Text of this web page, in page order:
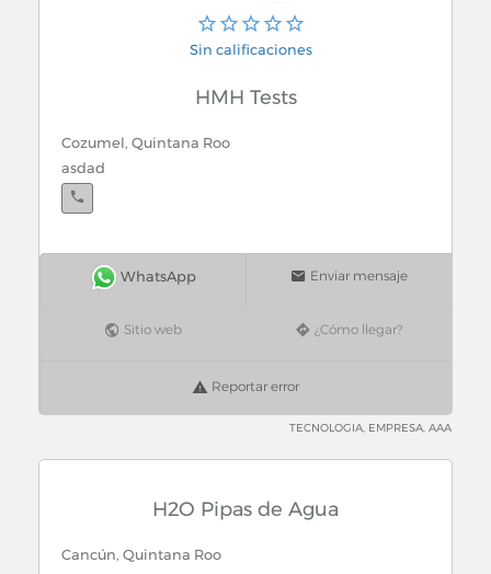
Hoteles para Perros
Sin calificaciones
HMH Tests
Cozumel, Quintana Roo
asdad
Enviar mensaje
Sitio web ¿Cómo llegar?
Reportar error
TECNOLOGIA, EMPRESA, AAA
H2O Pipas de Agua
Cancún, Quintana Roo